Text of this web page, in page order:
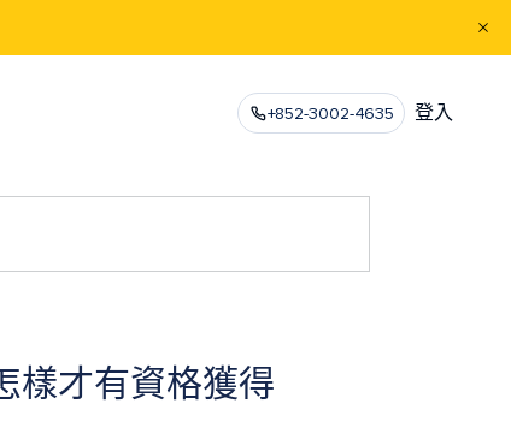
+852-3002-4635 登入
樣才有資格獲得